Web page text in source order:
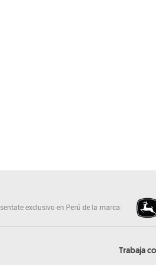
exclusivo en Perú de la marca:
Trabaja